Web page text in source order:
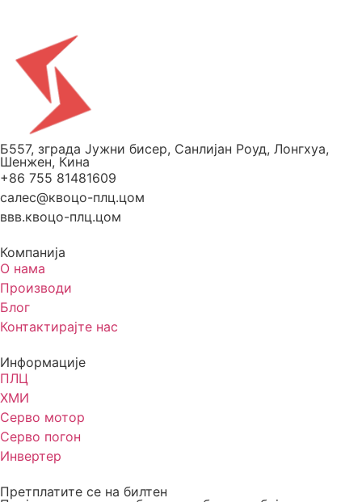
Б557, зграда Јужни бисер, Санлијан Роуд, Лонгхуа,
Шенжен, Кина
+86 755 81481609
салес@квоцо-плц.цом
ввв.квоцо-плц.цом
Компанија
О нама
Производи
Блог
Контактирајте нас
Информације
ПЛЦ
ХМИ
Серво мотор
Серво погон
Инвертер
Претплатите се на билтен